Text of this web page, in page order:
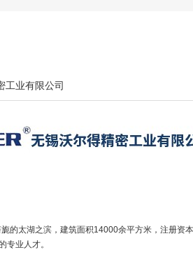
工业有限公司
的太湖之滨，建筑面积14000余平方米，注册资本
专业人才。